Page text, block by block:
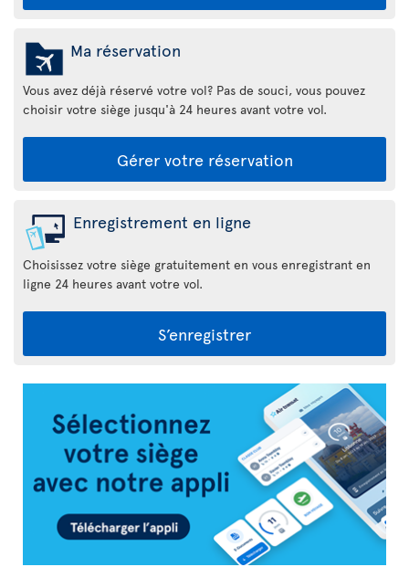
Ma réservation
Vous avez déjà réservé votre vol? Pas de souci, vous pouvez
choisir votre siège jusqu'à 24 heures avant votre vol.
Gérer votre réservation
Enregistrement en ligne
Choisissez votre siège gratuitement en vous enregistrant en
ligne 24 heures avant votre vol.
S’enregistrer
Transat